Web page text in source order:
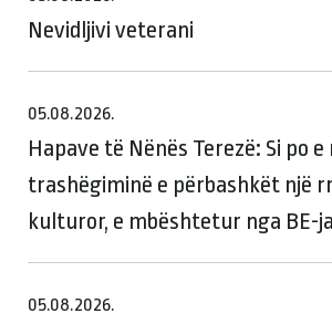
Nevidljivi veterani
05.08.2026.
Hapave të Nënës Terezë: Si po e
trashëgiminë e përbashkët një
kulturor, e mbështetur nga BE-ja
05.08.2026.